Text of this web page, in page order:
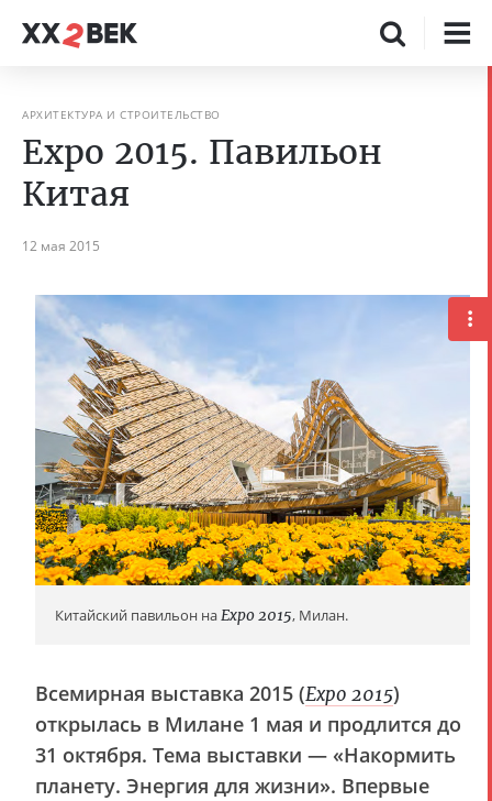
АРХИТЕКТУРА И СТРОИТЕЛЬСТВО
Ехро 2015. Павильон
Китая
12 мая 2015
Китайский павильон наExpo 2015, Милан.
Всемирная выставка 2015 (Expo 2015)
открылась в Милане 1 мая и продлится до
31 октября. Тема выставки — «Накормить
планету. Энергия для жизни». Впервые